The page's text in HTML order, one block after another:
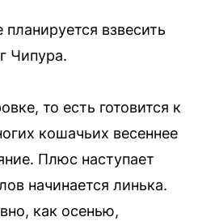
взвесить
Чипура.
то есть готовится к
кошачьих весеннее
Плюс наступает
начинается линька.
как осенью,